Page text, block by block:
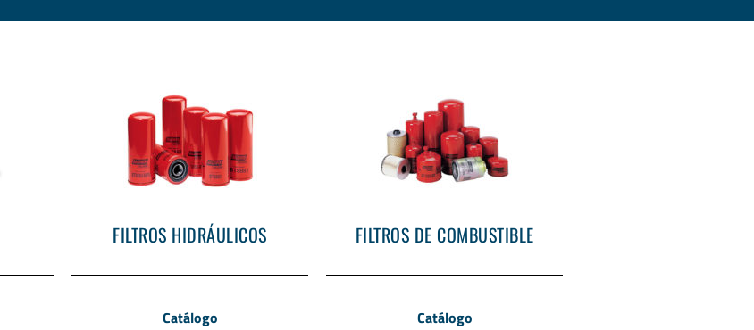
FILTROS HIDRÁULICOS
Catálogo
FILTROS DE COMBUSTIBLE
Catálogo